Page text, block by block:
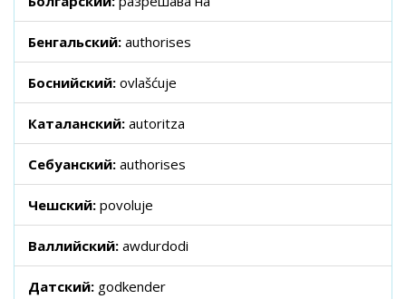
Бенгальский: authorises
Боснийский: ovlašćuje
Каталанский: autoritza
Себуанский: authorises
Чешский: povoluje
Валлийский: awdurdodi
Датский: godkender